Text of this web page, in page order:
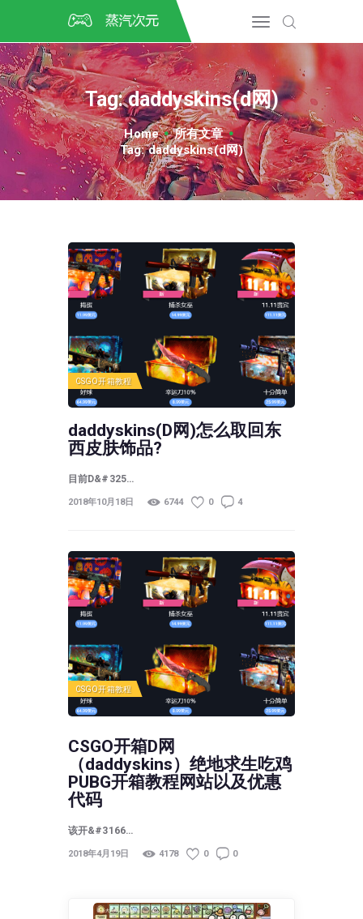
Tag: daddyskins(d网)
Home
所有文章
Tag: daddyskins(d网)
CSGO开箱
DOTA2开箱
开箱教程
CSGO/DOTA2/绝地求生第
三方开箱
COSPLAY
CSGO音乐盒
CSGO刀
CSGO箱子
CSGO开箱教程
daddyskins(D网)怎么取回东
西皮肤饰品?
目前D&#325…
2018年10月18日 6744 0 4
CSGO开箱教程
CSGO开箱D网
（daddyskins）绝地求生吃鸡
PUBG开箱教程网站以及优惠
代码
该开&#3166…
2018年4月19日 4178 0 0